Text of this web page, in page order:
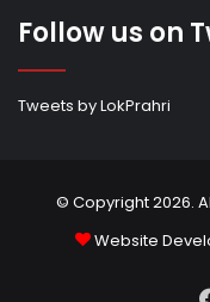
Follow us on
Tweets by LokPrahri
© Copyright 2026.
Website